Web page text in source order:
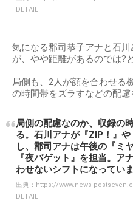
DETAIL
気になる郡司恭子アナと石
が、やや距離があるのでは?
局側も、2人が顔を合わせる
の時間帯をズラすなどの配慮
局側の配慮なのか、収録の
る。石川アナが『ZIP！』
し、郡司アナは午後の『ミ
『夜バゲット』を担当。ア
わせないシフトになってい
出典： https://www.news-
DETAIL